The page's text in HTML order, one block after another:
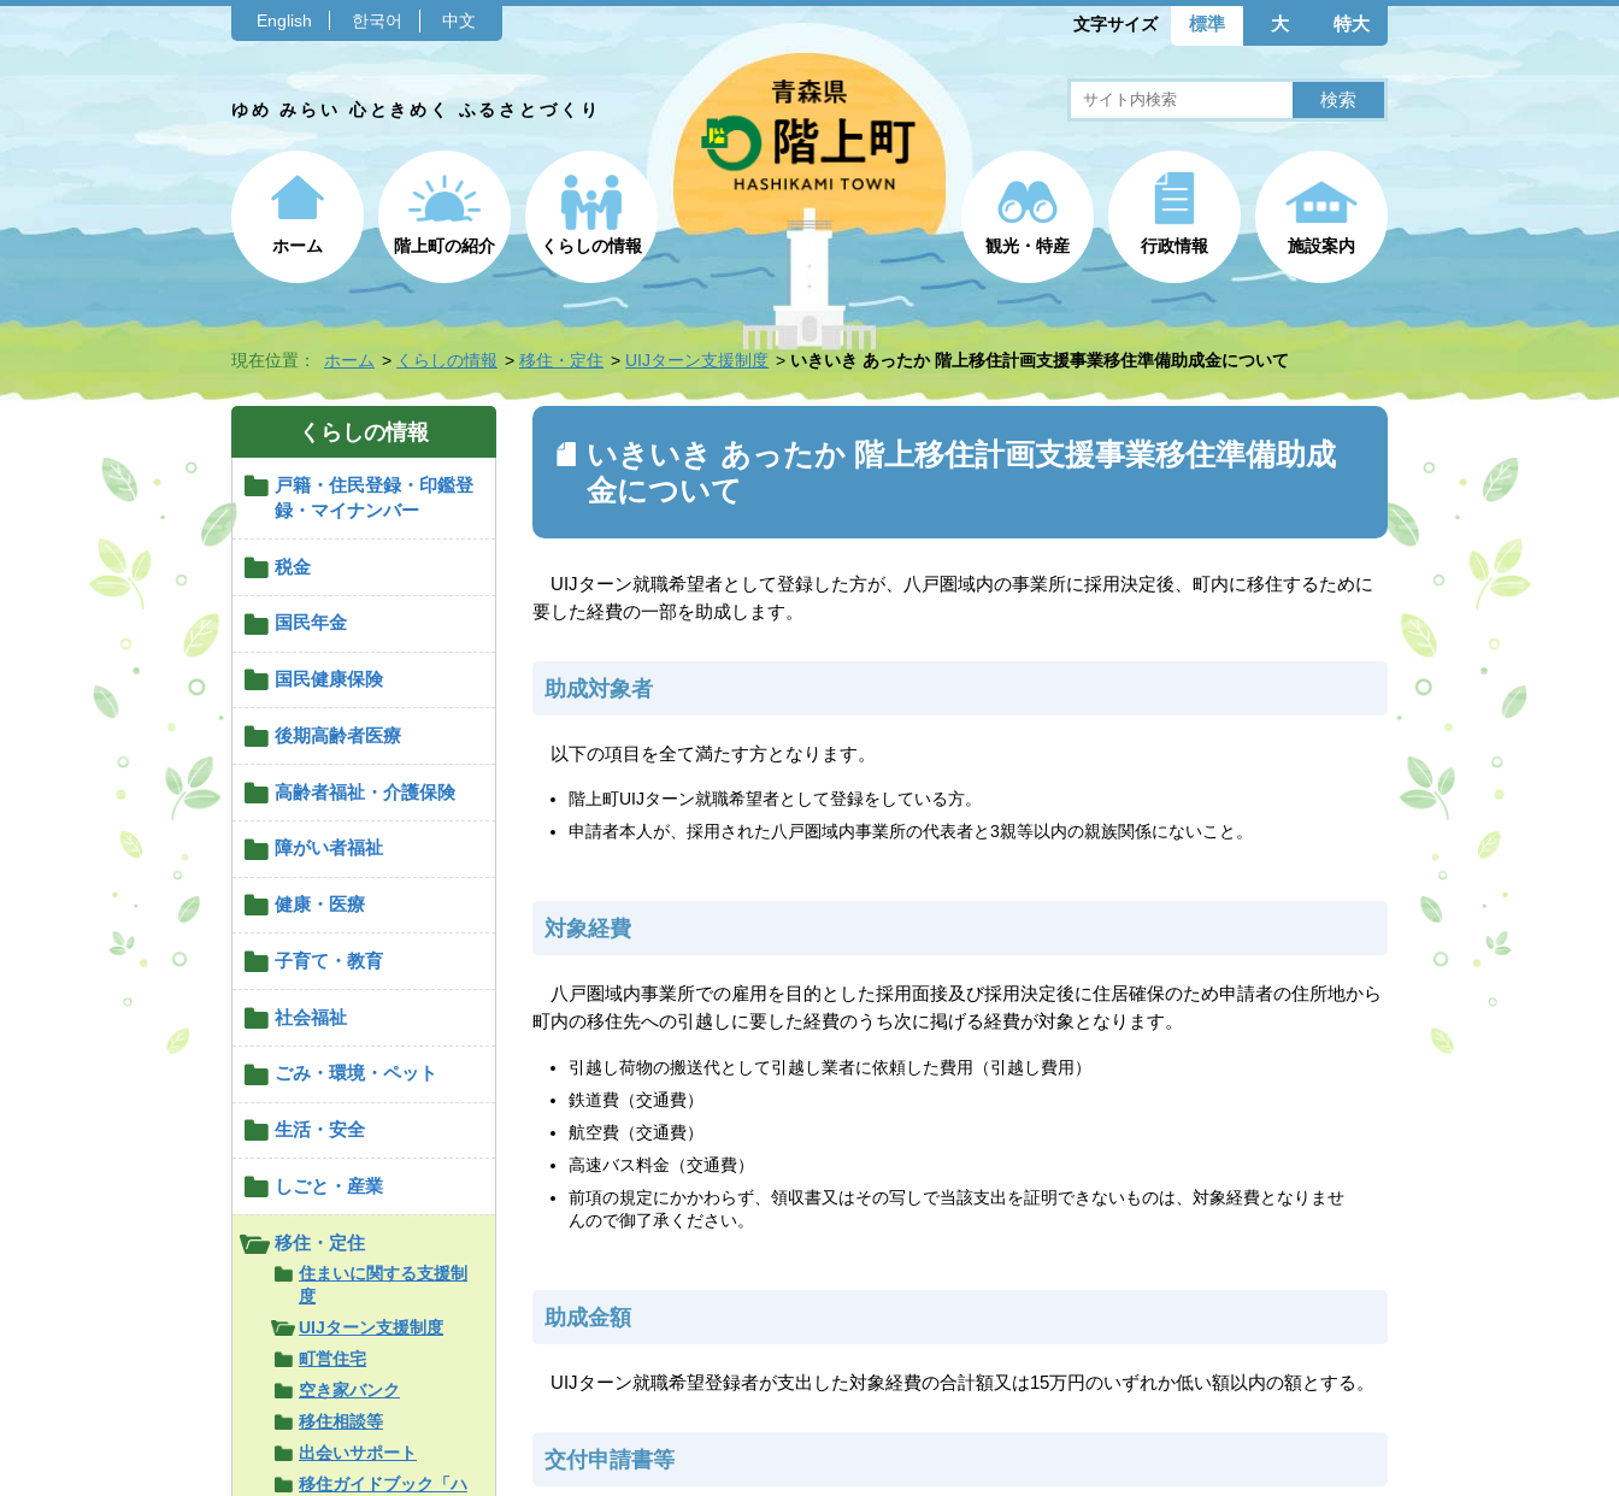
English 한국어 中文 文字サイズ 標準 大 特大
ゆめ みらい 心ときめく ふるさとづくり
ホーム 階上町の紹介 くらしの情報 観光・特産 行政情報 施設案内
現在位置： ホーム くらしの情報 移住・定住 UIJターン支援制度 いきいき あったか 階上移住計画支援事業移住準備助成金について
くらしの情報
戸籍・住民登録・印鑑登
録・マイナンバー
税金
国民年金
国民健康保険
後期高齢者医療
高齢者福祉・介護保険
障がい者福祉
健康・医療
子育て・教育
社会福祉
ごみ・環境・ペット
生活・安全
しごと・産業
移住・定住
住まいに関する支援制
度
UIJターン支援制度
町営住宅
空き家バンク
移住相談等
出会いサポート
移住ガイドブック「ハ
いきいき あったか 階上移住計画支援事業移住準備助成
金について
UIJターン就職希望者として登録した方が、八戸圏域内の事業所に採用決定後、町内に移住するために
要した経費の一部を助成します。
助成対象者
以下の項目を全て満たす方となります。
階上町UIJターン就職希望者として登録をしている方。
申請者本人が、採用された八戸圏域内事業所の代表者と3親等以内の親族関係にないこと。
対象経費
八戸圏域内事業所での雇用を目的とした採用面接及び採用決定後に住居確保のため申請者の住所地から
町内の移住先への引越しに要した経費のうち次に掲げる経費が対象となります。
引越し荷物の搬送代として引越し業者に依頼した費用（引越し費用）
鉄道費（交通費）
航空費（交通費）
高速バス料金（交通費）
前項の規定にかかわらず、領収書又はその写しで当該支出を証明できないものは、対象経費となりませ
んので御了承ください。
助成金額
UIJターン就職希望登録者が支出した対象経費の合計額又は15万円のいずれか低い額以内の額とする。
交付申請書等